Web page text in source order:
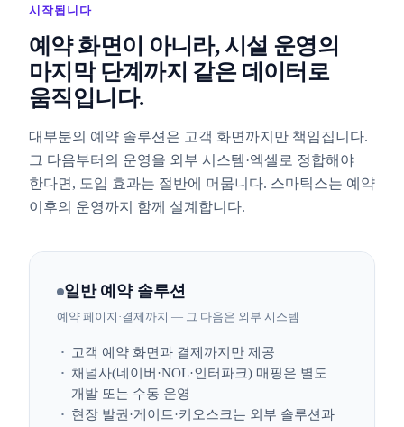
시작됩니다
예약 화면이 아니라, 시설 운영의
마지막 단계까지 같은 데이터로
움직입니다.
대부분의 예약 솔루션은 고객 화면까지만 책임집니다.
그 다음부터의 운영을 외부 시스템·엑셀로 정합해야
한다면, 도입 효과는 절반에 머뭅니다. 스마틱스는 예약
이후의 운영까지 함께 설계합니다.
일반 예약 솔루션
예약 페이지·결제까지 — 그 다음은 외부 시스템
고객 예약 화면과 결제까지만 제공
채널사(네이버·NOL·인터파크) 매핑은 별도
개발 또는 수동 운영
현장 발권·게이트·키오스크는 외부 솔루션과